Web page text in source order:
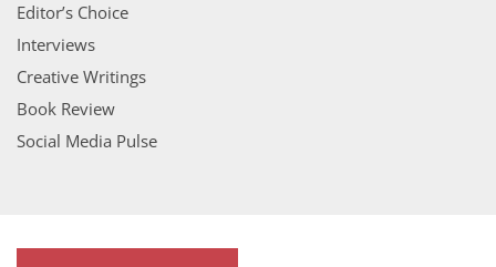
Editor’s Choice
Interviews
Creative Writings
Book Review
Social Media Pulse